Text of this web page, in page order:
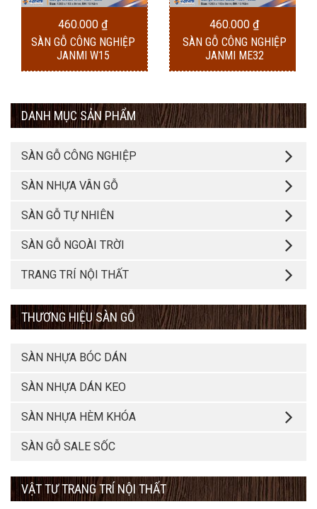
460.000 ₫
SÀN GỖ CÔNG NGHIỆP
JANMI W15
460.000 ₫
SÀN GỖ CÔNG NGHIỆP
JANMI ME32
DANH MỤC SẢN PHẨM
SÀN GỖ CÔNG NGHIỆP
SÀN NHỰA VÂN GỖ
SÀN GỖ TỰ NHIÊN
SÀN GỖ NGOÀI TRỜI
TRANG TRÍ NỘI THẤT
THƯƠNG HIỆU SÀN GỖ
SÀN NHỰA BÓC DÁN
SÀN NHỰA DÁN KEO
SÀN NHỰA HÈM KHÓA
SÀN GỖ SALE SỐC
VẬT TƯ TRANG TRÍ NỘI THẤT